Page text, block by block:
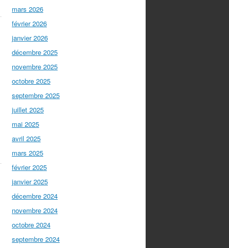
mars 2026
février 2026
janvier 2026
décembre 2025
novembre 2025
octobre 2025
septembre 2025
juillet 2025
mai 2025
avril 2025
mars 2025
février 2025
janvier 2025
décembre 2024
novembre 2024
octobre 2024
septembre 2024